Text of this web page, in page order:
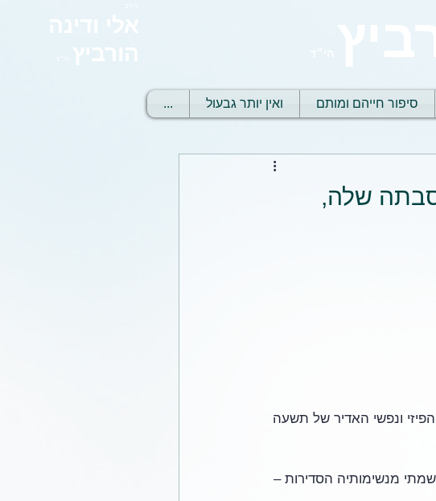
סיפור חייהם ומותם ואין יותר גבעול ...
סבתה שלה,
ונפשי האדיר של תשעה
והתרשמתי מנשימותיה הסדירות –